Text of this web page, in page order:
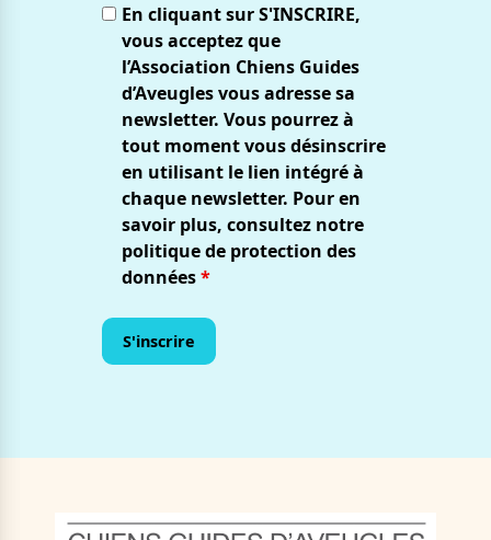
En cliquant sur S'INSCRIRE,
vous acceptez que
l’Association Chiens Guides
d’Aveugles vous adresse sa
newsletter. Vous pourrez à
tout moment vous désinscrire
en utilisant le lien intégré à
chaque newsletter. Pour en
savoir plus, consultez notre
politique de protection des
données*